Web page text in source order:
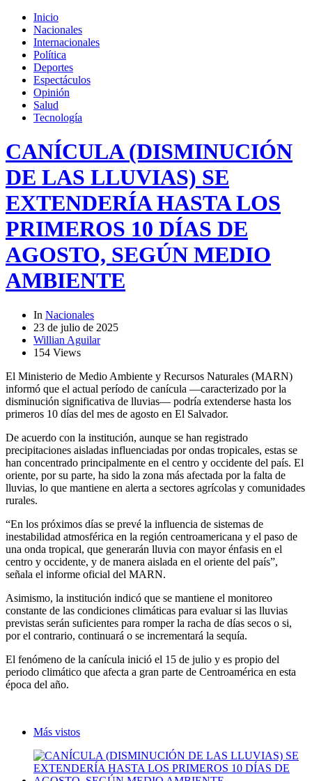
Inicio
Nacionales
Internacionales
Política
Deportes
Espectáculos
Opinión
Salud
Tecnología
CANÍCULA (DISMINUCIÓN
DE LAS LLUVIAS) SE
EXTENDERÍA HASTA LOS
PRIMEROS 10 DÍAS DE
AGOSTO, SEGÚN MEDIO
AMBIENTE
In Nacionales
23 de julio de 2025
Willian Aguilar
154 Views
El Ministerio de Medio Ambiente y Recursos Naturales (MARN)
informó que el actual período de canícula —caracterizado por la
disminución significativa de lluvias— podría extenderse hasta los
primeros 10 días del mes de agosto en El Salvador.
De acuerdo con la institución, aunque se han registrado
precipitaciones aisladas influenciadas por ondas tropicales, estas se
han concentrado principalmente en el centro y occidente del país. El
oriente, por su parte, ha sido la zona más afectada por la falta de
lluvias, lo que mantiene en alerta a sectores agrícolas y comunidades
rurales.
“En los próximos días se prevé la influencia de sistemas de
inestabilidad atmosférica en la región centroamericana y el paso de
una onda tropical, que generarán lluvia con mayor énfasis en el
centro y occidente, y de manera aislada en el oriente del país”,
señala el informe oficial del MARN.
Asimismo, la institución indicó que se mantiene el monitoreo
constante de las condiciones climáticas para evaluar si las lluvias
previstas serán suficientes para romper la racha de días secos o si,
por el contrario, continuará o se incrementará la sequía.
El fenómeno de la canícula inició el 15 de julio y es propio del
periodo climático que afecta a gran parte de Centroamérica en esta
época del año.
Más vistos